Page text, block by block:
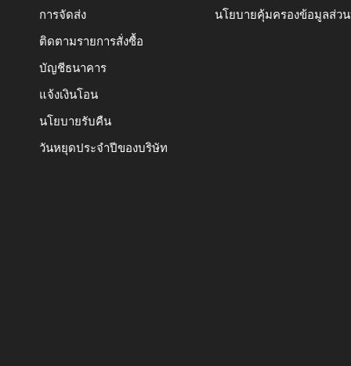
การจัดส่ง
ติดตามรายการสั่งซื้อ
บัญชีธนาคาร
แจ้งเงินโอน
นโยบายรับคืน
วันหยุดประจำปีของบริษัท
นโยบายคุ้มครองข้อมูลส่ว